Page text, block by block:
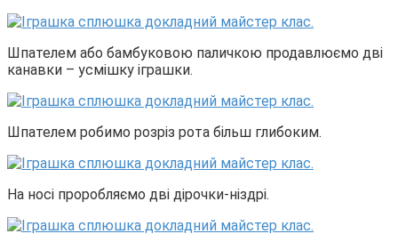
Шпателем або бамбуковою паличкою продавлюємо дві
канавки – усмішку іграшки.
Шпателем робимо розріз рота більш глибоким.
На носі проробляємо дві дірочки-ніздрі.